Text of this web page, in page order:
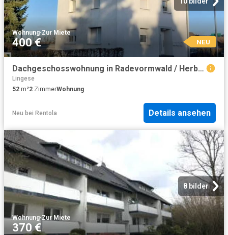
Wohnung·Zur Miete
400 € NEU
Dachgeschosswohnung in Radevormwald / Herbeck, 52 m² m² Immobilien
Lingese
52 m²2 ZimmerWohnung
Neu bei Rentola Details ansehen
8 bilder
Wohnung·Zur Miete
370 €